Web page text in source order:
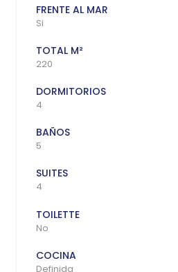
FRENTE AL MAR
Si
TOTAL M²
220
DORMITORIOS
4
BAÑOS
5
SUITES
4
TOILETTE
No
COCINA
Definida